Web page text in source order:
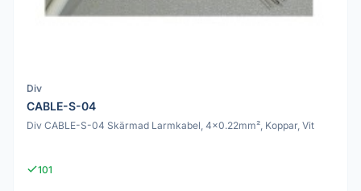
Div
CABLE-S-04
Div CABLE-S-04 Skärmad Larmkabel, 4x0.22mm², Koppar, Vit
101